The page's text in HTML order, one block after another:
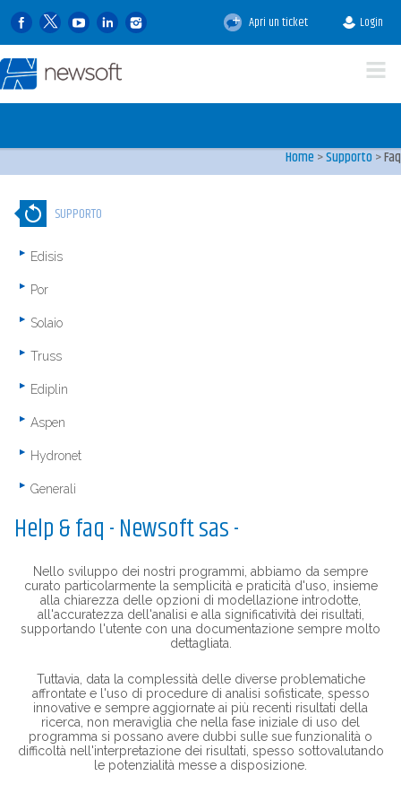
Apri un ticket Login
Home >Supporto >Faq
Faq
Le domande degli utenti
SUPPORTO
Edisis
Por
Solaio
Truss
Ediplin
Aspen
Hydronet
Generali
Help & faq - Newsoft sas -
Nello sviluppo dei nostri programmi, abbiamo da sempre
curato particolarmente la semplicità e praticità d'uso, insieme
alla chiarezza delle opzioni di modellazione introdotte,
all'accuratezza dell'analisi e alla significatività dei risultati,
supportando l'utente con una documentazione sempre molto
dettagliata.
Tuttavia, data la complessità delle diverse problematiche
affrontate e l'uso di procedure di analisi sofisticate, spesso
innovative e sempre aggiornate ai più recenti risultati della
ricerca, non meraviglia che nella fase iniziale di uso del
programma si possano avere dubbi sulle sue funzionalità o
difficoltà nell'interpretazione dei risultati, spesso sottovalutando
le potenzialità messe a disposizione.